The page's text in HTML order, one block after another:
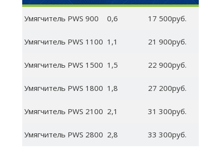
Умягчитель PWS 900 0,6 17 500руб.
Умягчитель PWS 1100 1,1 21 900руб.
Умягчитель PWS 1500 1,5 22 900руб.
Умягчитель PWS 1800 1,8 27 200руб.
Умягчитель PWS 2100 2,1 31 300руб.
Умягчитель PWS 2800 2,8 33 300руб.